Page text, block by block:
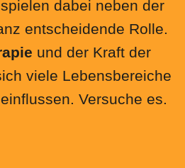
dabei neben der
entscheidende Rolle.
und der Kraft der
viele Lebensbereiche
Versuche es.